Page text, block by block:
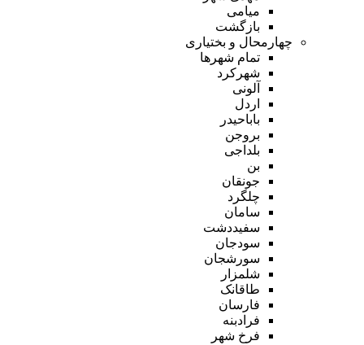
میامی
بازگشت
چهارمحال و بختیاری
تمام شهر‌ها
شهرکرد
آلونی
اردل
باباحیدر
بروجن
بلداجی
بن
جونقان
چلگرد
سامان
سفیددشت
سودجان
سورشجان
شلمزار
طاقانک
فارسان
فرادبنه
فرخ شهر